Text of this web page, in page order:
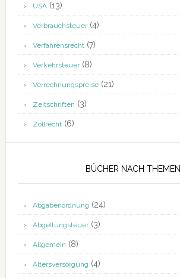
USA(13)
Verbrauchsteuer(4)
Verfahrensrecht(7)
Verkehrsteuer(8)
Verrechnungspreise(21)
Zeitschriften (3)
Zollrecht(6)
BÜCHER NACH THEMEN
Abgabenordnung (24)
Abgeltungsteuer(3)
Allgemein (8)
Altersversorgung (4)